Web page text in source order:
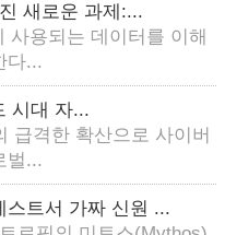
새로운 과제:...
사용되는 데이터를 이해
다...
시대 자...
급격한 확산으로 사이버
벌...
스트서 가짜 신원 ...